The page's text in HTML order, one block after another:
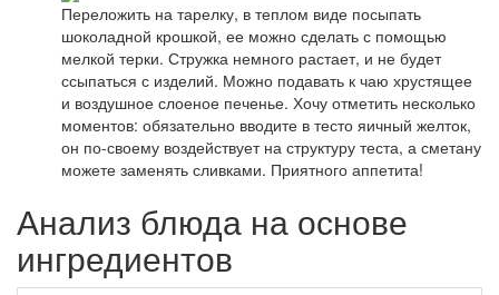
Переложить на тарелку, в теплом виде посыпать
шоколадной крошкой, ее можно сделать с помощью
мелкой терки. Стружка немного растает, и не будет
ссыпаться с изделий. Можно подавать к чаю хрустящее
и воздушное слоеное печенье. Хочу отметить несколько
моментов: обязательно вводите в тесто яичный желток,
он по-своему воздействует на структуру теста, а сметану
можете заменять сливками. Приятного аппетита!
Анализ блюда на основе
ингредиентов